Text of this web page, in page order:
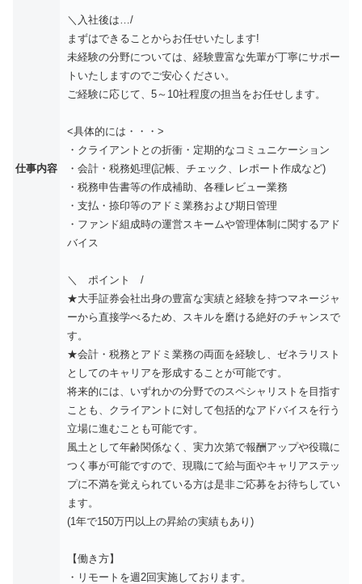
仕事内容
＼入社後は…/
まずはできることからお任せいたします!
未経験の分野については、経験豊富な先輩が丁寧にサポー
トいたしますのでご安心ください。
ご経験に応じて、5～10社程度の担当をお任せします。
<具体的には・・・>
・クライアントとの折衝・定期的なコミュニケーション
・会計・税務処理(記帳、チェック、レポート作成など)
・税務申告書等の作成補助、各種レビュー業務
・支払・捺印等のアドミ業務および期日管理
・ファンド組成時の運営スキームや管理体制に関するアド
バイス
＼ ポイント /
★大手証券会社出身の豊富な実績と経験を持つマネージャ
ーから直接学べるため、スキルを磨ける絶好のチャンスで
す。
★会計・税務とアドミ業務の両面を経験し、ゼネラリスト
としてのキャリアを形成することが可能です。
将来的には、いずれかの分野でのスペシャリストを目指す
ことも、クライアントに対して包括的なアドバイスを行う
立場に進むことも可能です。
風土として年齢関係なく、実力次第で報酬アップや役職に
つく事が可能ですので、現職にて給与面やキャリアステッ
プに不満を覚えられている方は是非ご応募をお待ちしてい
ます。
(1年で150万円以上の昇給の実績もあり)
【働き方】
・リモートを週2回実施しております。